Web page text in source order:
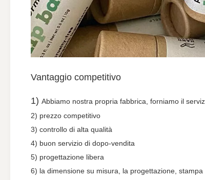
Vantaggio competitivo
1) Abbiamo nostra propria fabbrica, forniamo il
2) prezzo competitivo
3) controllo di alta qualità
4) buon servizio di dopo-vendita
5) progettazione libera
6) la dimensione su misura, la progettazione,